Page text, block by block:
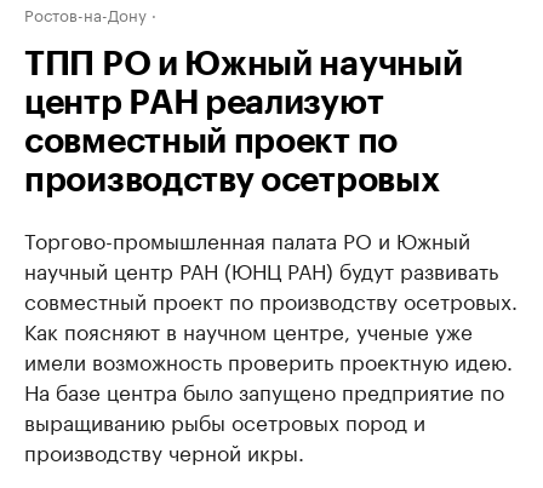
Ростов-на-Дону
ТПП РО и Южный научный
центр РАН реализуют
совместный проект по
производству осетровых
Торгово-промышленная палата РО и Южный
научный центр РАН (ЮНЦ РАН) будут развивать
совместный проект по производству осетровых.
Как поясняют в научном центре, ученые уже
имели возможность проверить проектную идею.
На базе центра было запущено предприятие по
выращиванию рыбы осетровых пород и
производству черной икры.